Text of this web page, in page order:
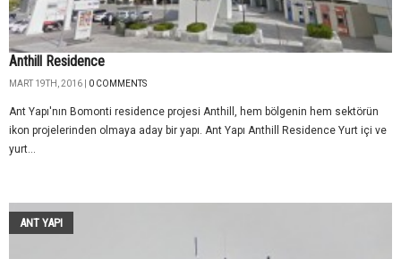
Anthill Residence
MART 19TH, 2016 | 0 COMMENTS
Ant Yapı'nın Bomonti residence projesi Anthill, hem bölgenin hem sektörün
ikon projelerinden olmaya aday bir yapı. Ant Yapı Anthill Residence Yurt içi ve
yurt...
ANT YAPI